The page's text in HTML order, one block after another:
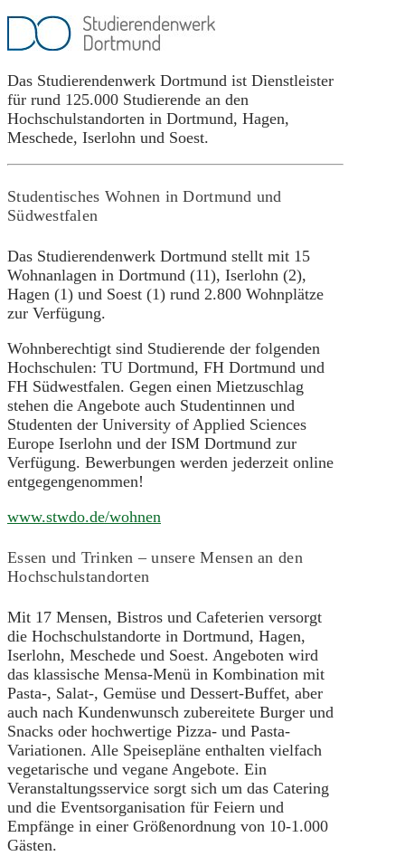
Das Studierendenwerk Dortmund ist Dienstleister
für rund 125.000 Studierende an den
Hochschulstandorten in Dortmund, Hagen,
Meschede, Iserlohn und Soest.
Studentisches Wohnen in Dortmund und
Südwestfalen
Das Studierendenwerk Dortmund stellt mit 15
Wohnanlagen in Dortmund (11), Iserlohn (2),
Hagen (1) und Soest (1) rund 2.800 Wohnplätze
zur Verfügung.
Wohnberechtigt sind Studierende der folgenden
Hochschulen: TU Dortmund, FH Dortmund und
FH Südwestfalen. Gegen einen Mietzuschlag
stehen die Angebote auch Studentinnen und
Studenten der University of Applied Sciences
Europe Iserlohn und der ISM Dortmund zur
Verfügung. Bewerbungen werden jederzeit online
entgegengenommen!
www.stwdo.de/wohnen
Essen und Trinken – unsere Mensen an den
Hochschulstandorten
Mit 17 Mensen, Bistros und Cafeterien versorgt
die Hochschulstandorte in Dortmund, Hagen,
Iserlohn, Meschede und Soest. Angeboten wird
das klassische Mensa-Menü in Kombination mit
Pasta-, Salat-, Gemüse und Dessert-Buffet, aber
auch nach Kundenwunsch zubereitete Burger und
Snacks oder hochwertige Pizza- und Pasta-
Variationen. Alle Speisepläne enthalten vielfach
vegetarische und vegane Angebote. Ein
Veranstaltungsservice sorgt sich um das Catering
und die Eventsorganisation für Feiern und
Empfänge in einer Größenordnung von 10-1.000
Gästen.